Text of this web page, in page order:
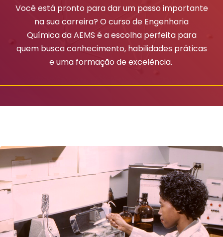
Você está pronto para dar um passo importante
na sua carreira? O curso de Engenharia
Químicada AEMS é a escolha perfeita para
quem busca conhecimento, habilidades práticas
e uma formação de excelência.